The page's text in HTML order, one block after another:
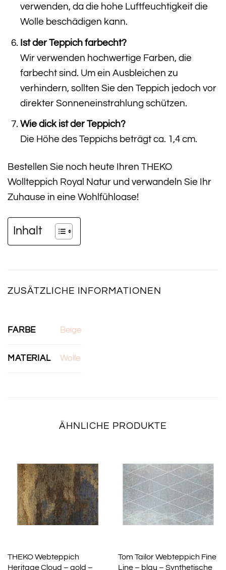
verwenden, da die hohe Luftfeuchtigkeit die
Wolle beschädigen kann.
Ist der Teppich farbecht?
Wir verwenden hochwertige Farben, die
farbecht sind. Um ein Ausbleichen zu
verhindern, sollten Sie den Teppich jedoch vor
direkter Sonneneinstrahlung schützen.
Wie dick ist der Teppich?
Die Höhe des Teppichs beträgt ca. 1,4 cm.
Bestellen Sie noch heute Ihren THEKO
Wollteppich Royal Natur und verwandeln Sie Ihr
Zuhause in eine Wohlfühloase!
Inhalt
ZUSÄTZLICHE INFORMATIONEN
FARBE Beige
MATERIAL Wolle
ÄHNLICHE PRODUKTE
THEKO Webteppich
Heritage Cloud – gold –
Tom Tailor Webteppich Fine
Line – blau – Synthetische